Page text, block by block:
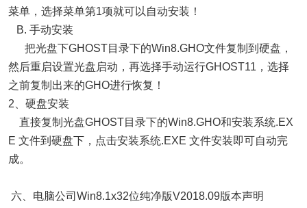
菜单，选择菜单第1项就可以自动安装！
B. 手动安装
把光盘下GHOST目录下的Win8.GHO文件复制到硬盘，
然后重启设置光盘启动，再选择手动运行GHOST11，选择
之前复制出来的GHO进行恢复！
2、硬盘安装
直接复制光盘GHOST目录下的Win8.GHO和安装系统.EX
E 文件到硬盘下，点击安装系统.EXE 文件安装即可自动完
成。
六、电脑公司Win8.1x32位纯净版V2018.09版本声明